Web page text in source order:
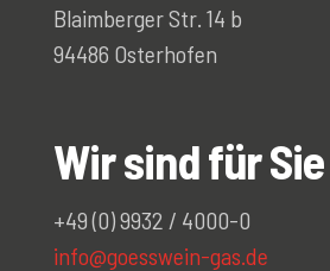
Blaimberger Str. 14 b
94486 Osterhofen
Wir sind für
+49 (0) 9932 / 4000-0
info@goesswein-gas.de